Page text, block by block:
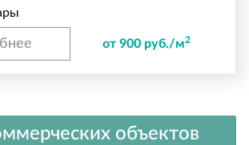
от 900 руб./м2
объектов